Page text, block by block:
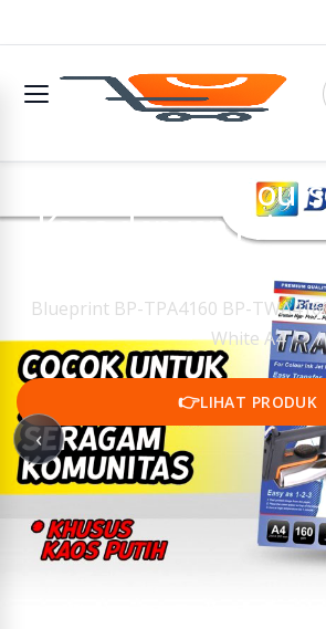
🔌 DIY - Do It
Kaos dengan
Blueprint BP-TPA4160 BP-
White A4
👉LIHAT PRODUK
‹